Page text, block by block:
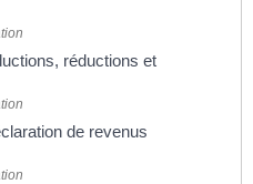
réductions et
de revenus